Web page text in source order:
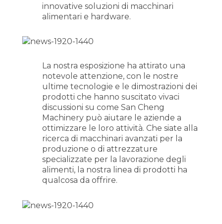
innovative soluzioni di macchinari
alimentari e hardware.
La nostra esposizione ha attirato una
notevole attenzione, con le nostre
ultime tecnologie e le dimostrazioni dei
prodotti che hanno suscitato vivaci
discussioni su come San Cheng
Machinery può aiutare le aziende a
ottimizzare le loro attività. Che siate alla
ricerca di macchinari avanzati per la
produzione o di attrezzature
specializzate per la lavorazione degli
alimenti, la nostra linea di prodotti ha
qualcosa da offrire.